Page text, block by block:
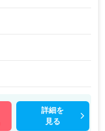
詳細を
見る